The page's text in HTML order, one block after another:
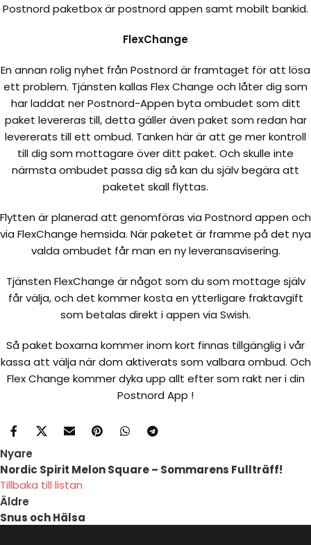
Postnord paketbox är postnord appen samt mobilt bankid.
FlexChange
En annan rolig nyhet från Postnord är framtaget för att lösa
ett problem. Tjänsten kallas Flex Change och låter dig som
har laddat ner Postnord-Appen byta ombudet som ditt
paket levereras till, detta gäller även paket som redan har
levererats till ett ombud. Tanken här är att ge mer kontroll
till dig som mottagare över ditt paket. Och skulle inte
närmsta ombudet passa dig så kan du själv begära att
paketet skall flyttas.
Flytten är planerad att genomföras via Postnord appen och
via FlexChange hemsida. När paketet är framme på det nya
valda ombudet får man en ny leveransavisering.
Tjänsten FlexChange är något som du som mottage själv
får välja, och det kommer kosta en ytterligare fraktavgift
som betalas direkt i appen via Swish.
Så paket boxarna kommer inom kort finnas tillgänglig i vår
kassa att välja när dom aktiverats som valbara ombud. Och
Flex Change kommer dyka upp allt efter som rakt ner i din
Postnord App !
Nyare
Nordic Spirit Melon Square – Sommarens Fullträff!
Tillbaka till listan
Äldre
Snus och Hälsa